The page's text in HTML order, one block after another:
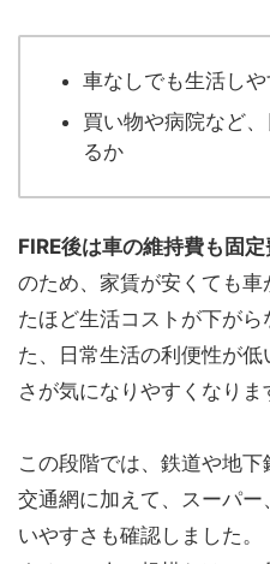
車なしでも生活し
買い物や病院など
るか
FIRE後は車の維持費も固
のため、家賃が安くても
たほど生活コストが下が
た、日常生活の利便性が
さが気になりやすくなりま
この段階では、鉄道や地
交通網に加えて、スーパ
いやすさも確認しました。